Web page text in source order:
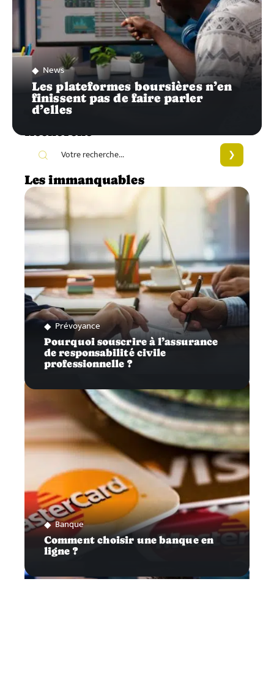
News
Les plateformes boursières n’en
finissent pas de faire parler
d’elles
Recherche
Les immanquables
Prévoyance
Pourquoi souscrire à l’assurance
de responsabilité civile
professionnelle ?
Banque
Comment choisir une banque en
ligne ?